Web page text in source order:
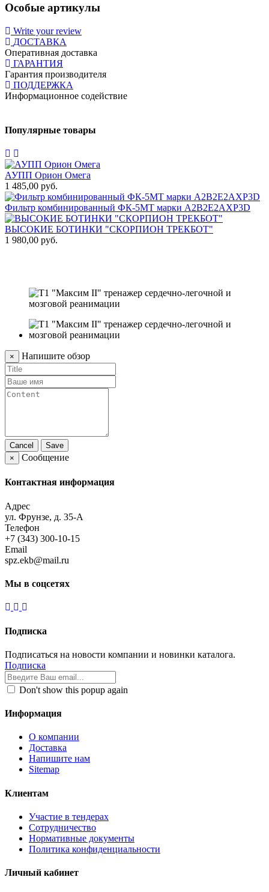
Особые артикулы
Write your review
ДОСТАВКА
Оперативная доставка
ГАРАНТИЯ
Гарантия производителя
ПОДДЕРЖКА
Информационное содействие
Популярные товары
АУПП Орион Омега
1 485,00 руб.
Фильтр комбинированный ФК-5МТ марки А2В2Е2АХР3D
ВЫСОКИЕ БОТИНКИ "СКОРПИОН ТРЕКБОТ"
1 980,00 руб.
× Напишите обзор
Cancel
Save
×
Сообщение
Контактная информация
Адрес
ул. Фрунзе, д. 35-А
Телефон
+7 (343) 300-10-15
Email
spz.ekb@mail.ru
Мы в соцсетях
Подписка
Подписаться на новости компании и новинки каталога.
Подписка
Don't show this popup again
Информация
О компании
Доставка
Напишите нам
Sitemap
Клиентам
Участие в тендерах
Сотрудничество
Нормативные документы
Политика конфиденциальности
Личный кабинет